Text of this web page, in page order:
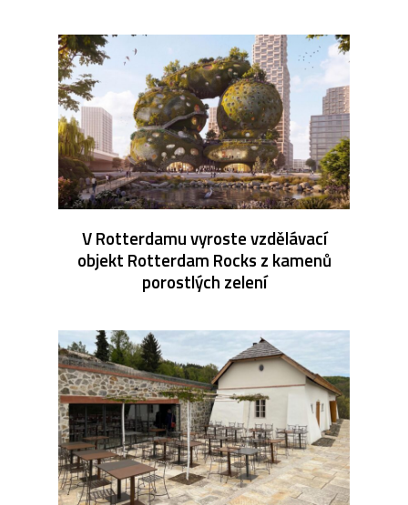
V Rotterdamu vyroste vzdělávací
objekt Rotterdam Rocks z kamenů
porostlých zelení